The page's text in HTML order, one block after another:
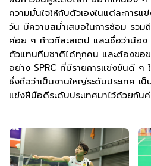
ความมั่นใจให้กับตัวเองในแต่ละการ
วัน มีความสม่ำเสมอในการซ้อม รวม
ค่อย ๆ ก้าวทีละสเตป และเชื่อว่าน้อ
ตัวแทนทีมชาติได้ทุกคน และต้องข
อย่าง SPRC ที่มีรายการแข่งขันดี ๆ
ซึ่งถือว่าเป็นงานใหญ่ระดับประเทศ
แข่งฝีมือดีระดับประเทศมาไว้ด้วยกันค่